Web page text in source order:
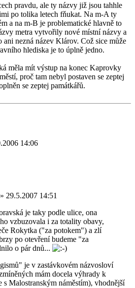
pravdu, ale ty názvy již jsou tahhle
po tolika letech fňukat. Na m-A ty
a na m-B je problematické hlavně to
metra vytvořily nové místní názvy a
ani nezná název Klárov. Což sice může
hlediska je to úplně jedno.
měla mít výstup na konec Kaprovky
proč tam nebyl postaven se zeptej
se zeptej památkářů.
14:06
» 29.5.2007 14:51
je taky podle ulice, ona
vzbuzovala i za totality obavy,
Rokytka ("za potokem") a zlí
po otevření budeme "za
o pár dnů...
je v zastávkovém názvosloví
mám docela výhrady k
s Malostranským náměstím), vhodnější